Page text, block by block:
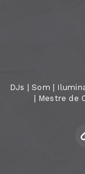
DJs | Som |
| Mestre de